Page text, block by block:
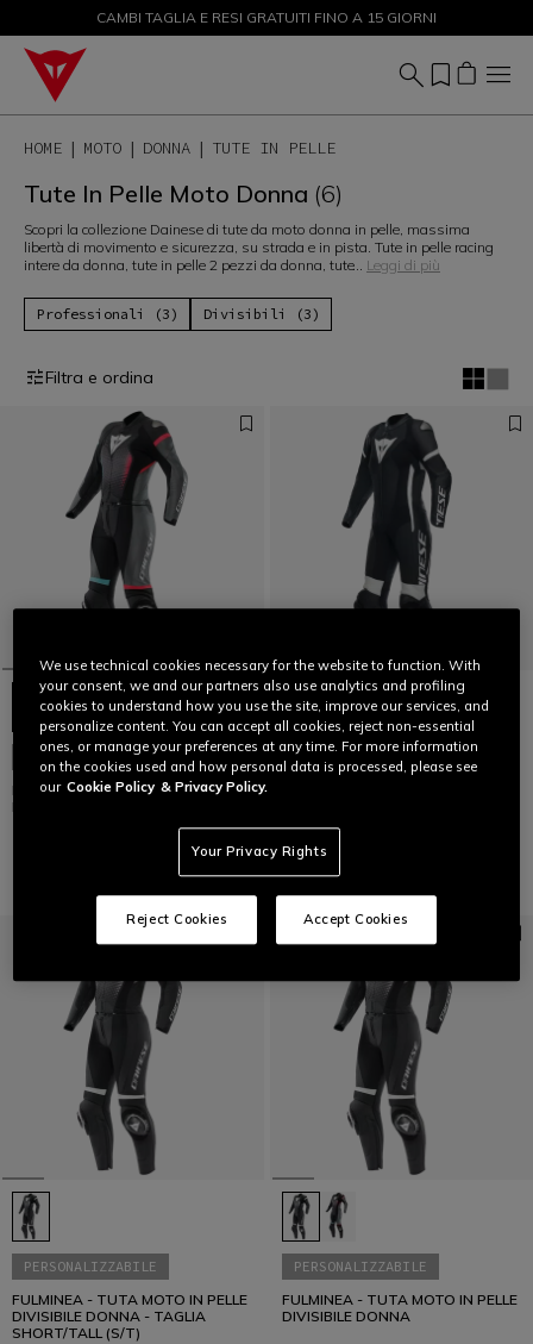
SALDI FINO AL 50% - ACQUISTA ORA
CAMBI TAGLIA E RESI GRATUITI FINO A 15 GIORNI
HOME MOTO DONNA TUTE IN PELLE
Tute In Pelle Moto Donna (6)
Scopri la collezione Dainese di tute da moto donna in pelle, massima
libertà di movimento e sicurezza, su strada e in pista. Tute in pelle racing
intere da donna, tute in pelle 2 pezzi da donna, tute... Leggi di più
Professionali (3) Divisibili (3)
Filtra e ordina
PERSONALIZZABILE
FULMINEA - TUTA MOTO IN PELLE
DIVISIBILE DONNA
PERSONALIZZABILE
€ 999
PERSONALIZZABILE
FULMINEA - TUTA MOTO IN PELLE
DIVISIBILE DONNA - TAGLIA
SHORT/TALL (S/T)
PERSONALIZZABILE
FULMINEA - TUTA MOTO IN PELLE
DIVISIBILE DONNA
We use technical cookies necessary for the website to function. With
your consent, we and our partners also use analytics and profiling
cookies to understand how you use the site, improve our services, and
personalize content. You can accept all cookies, reject non-essential
ones, or manage your preferences at any time. For more information
on the cookies used and how personal data is processed, please see
our Cookie Policy & Privacy Policy.
Your Privacy Rights
Reject Cookies Accept Cookies